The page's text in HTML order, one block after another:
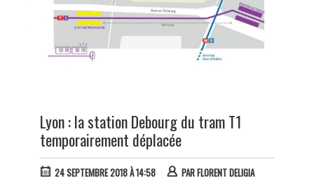
Lyon : la station Debourg du tram T1
temporairement déplacée
24 SEPTEMBRE 2018 À 14:58 PARFLORENT DELIGIA